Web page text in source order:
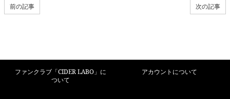
次の記事
前の記事
ファンクラブ「CIDER LABO」に
ついて
アカウントについて